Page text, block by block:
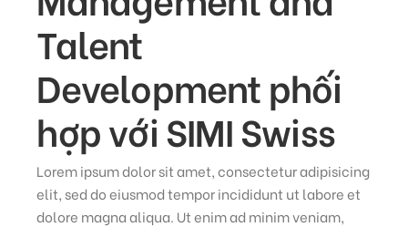
Talent
Development phối
hợp với SIMI Swiss
Lorem ipsum dolor sit amet, consectetur adipisicing
elit, sed do eiusmod tempor incididunt ut labore et
dolore magna aliqua. Ut enim ad minim veniam,